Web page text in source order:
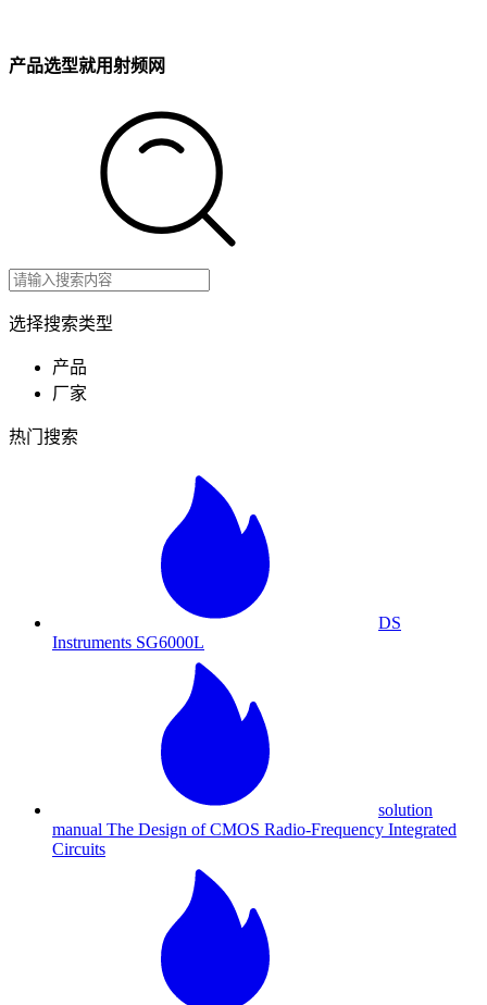
产品选型就用射频网
选择搜索类型
产品
厂家
热门搜索
DS
Instruments SG6000L
solution
manual The Design of CMOS Radio-Frequency Integrated
Circuits